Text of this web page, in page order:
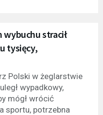
stracił
tysięcy,
Polski w żeglarstwie
wypadkowy,
mógł wrócić
sportu, potrzebna